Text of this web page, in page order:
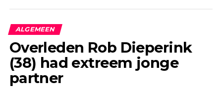
ALGEMEEN
Overleden Rob Dieperink
(38) had extreem jonge
partner